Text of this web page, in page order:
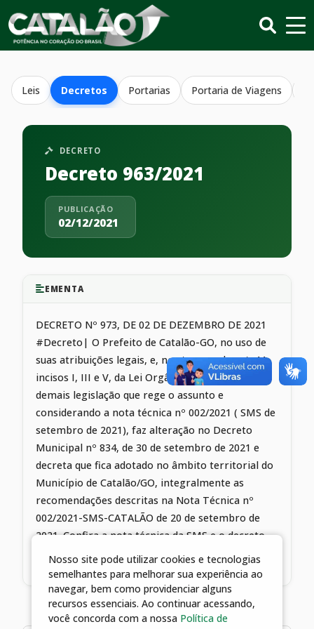
Leis Decretos Portarias Portaria de Viagens
DECRETO
Decreto 963/2021
PUBLICAÇÃO
02/12/2021
EMENTA
DECRETO Nº 973, DE 02 DE DEZEMBRO DE 2021
#Decreto| O Prefeito de Catalão-GO, no uso de
suas atribuições legais, e, nos termos do art. 44,
incisos I, III e V, da Lei Orgânica do Município e
demais legislação que rege o assunto e
considerando a nota técnica nº 002/2021 ( SMS de
setembro de 2021), faz alteração no Decreto
Municipal nº 834, de 30 de setembro de 2021 e
decreta que fica adotado no âmbito territorial do
Município de Catalão/GO, integralmente as
recomendações descritas na Nota Técnica nº
002/2021-SMS-CATALÃO de 20 de setembro de
2021. Confira a nota técnica da SMS e o decreto
na íntegra abaixo
Nosso site pode utilizar cookies e tecnologias
semelhantes para melhorar sua experiência ao
navegar, bem como providenciar alguns
recursos essenciais. Ao continuar acessando,
você concorda com a nossa Política de